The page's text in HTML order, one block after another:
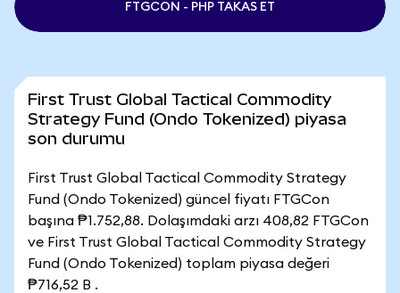
FTGCON - PHP TAKAS ET
First Trust Global Tactical Commodity
Strategy Fund (Ondo Tokenized) piyasa
son durumu
First Trust Global Tactical Commodity Strategy
Fund (Ondo Tokenized) güncel fiyatı FTGCon
başına ₱1.752,88. Dolaşımdaki arzı 408,82 FTGCon
ve First Trust Global Tactical Commodity Strategy
Fund (Ondo Tokenized) toplam piyasa değeri
₱716,52 B .